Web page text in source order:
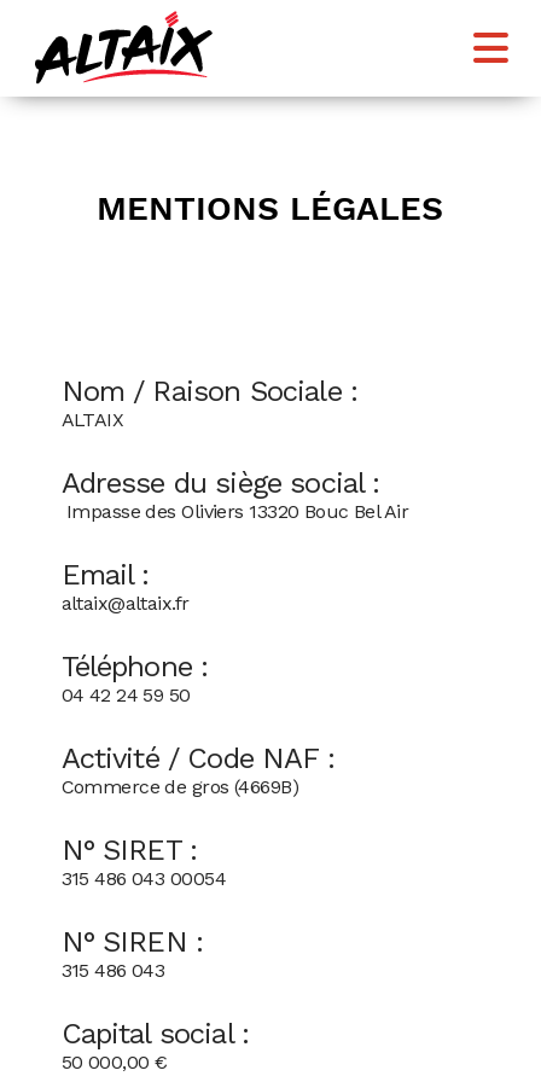
MENTIONS LÉGALES
Nom / Raison Sociale :
ALTAIX
Adresse du siège social :
Impasse des Oliviers 13320 Bouc Bel Air
Email :
altaix@altaix.fr
Téléphone :
04 42 24 59 50
Activité / Code NAF :
Commerce de gros (4669B)
N° SIRET :
315 486 043 00054
N° SIREN :
315 486 043
Capital social :
50 000,00 €